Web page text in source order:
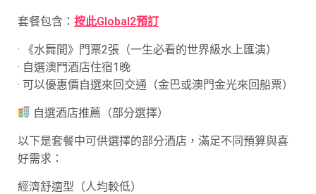
套餐包含： 按此Global2預訂
· 《水舞間》門票2張（一生必看的世界級水上匯演）
· 自選澳門酒店住宿1晚
· 可以優惠價自選來回交通（金巴或澳門金光來回船票）
自選酒店推薦（部分選擇）
以下是套餐中可供選擇的部分酒店，滿足不同預算與喜
好需求：
經濟舒適型（人均較低）